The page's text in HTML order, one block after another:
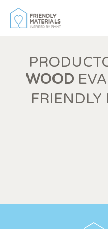
WOOD
FRIENDLY
deberá tener en cuenta